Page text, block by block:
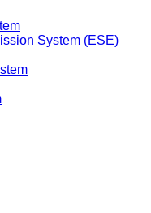
System (ESE)